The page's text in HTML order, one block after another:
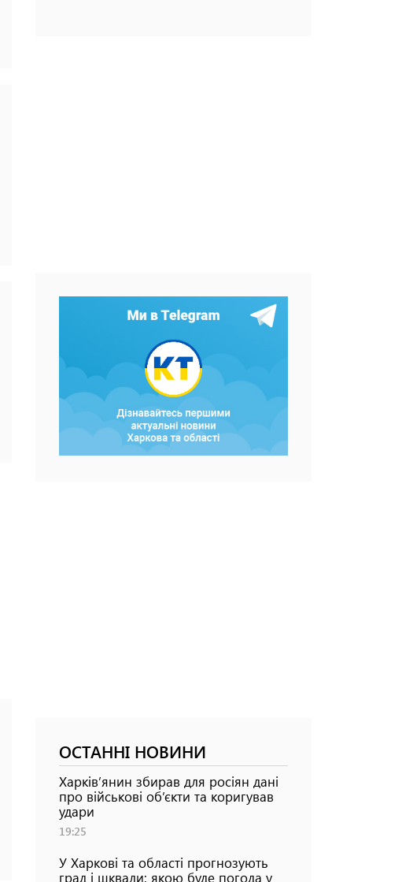
ОСТАННІ НОВИНИ
Харків’янин збирав для росіян дані
про військові об’єкти та коригував
удари
19:25
У Харкові та області прогнозують
град і шквали: якою буде погода у